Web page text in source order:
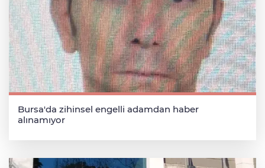
Bursa'da zihinsel engelli adamdan haber
alınamıyor